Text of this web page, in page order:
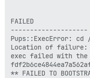
FAILED
--------------------
Pups::ExecError:
Location of failure: /
exec failed with the
** FAILED TO